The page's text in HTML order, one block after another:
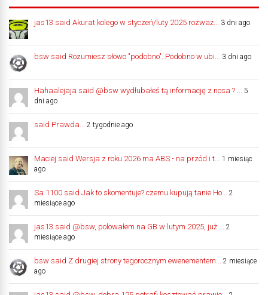
jas13 said Akurat kolego w styczeń/luty 2025 rozważ... 3 dni ago
bsw said Rozumiesz słowo "podobno". Podobno w ubi... 3 dni ago
Hahaalejaja said @bsw wydłubałeś tą informację z nosa ? ...
5
dni ago
said Prawda... 2 tygodnie ago
Maciej said Wersja z roku 2026 ma ABS - na przód i t...
1 miesiąc
ago
Sa 1100 said Jak to skomentuje? czemu kupują tanie Ho...
2
miesiące ago
jas13 said @bsw, polowałem na GB w lutym 2025, już ...
2
miesiące ago
bsw said Z drugiej strony tegorocznym ewenementem...
2 miesiące
ago